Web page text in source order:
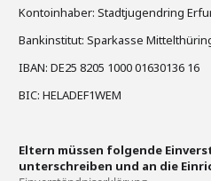
Kontoinhaber: Stadtjugendring
Bankinstitut: Sparkasse
IBAN: DE25 8205 1000 01630136 16
BIC: HELADEF1WEM
Eltern müssen folgende
unterschreiben und an die